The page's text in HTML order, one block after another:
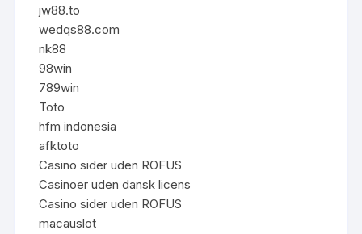
jw88.to
wedqs88.com
nk88
98win
789win
Toto
hfm indonesia
afktoto
Casino sider uden ROFUS
Casinoer uden dansk licens
Casino sider uden ROFUS
macauslot